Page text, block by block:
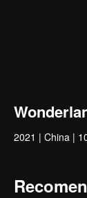
2021 | China |